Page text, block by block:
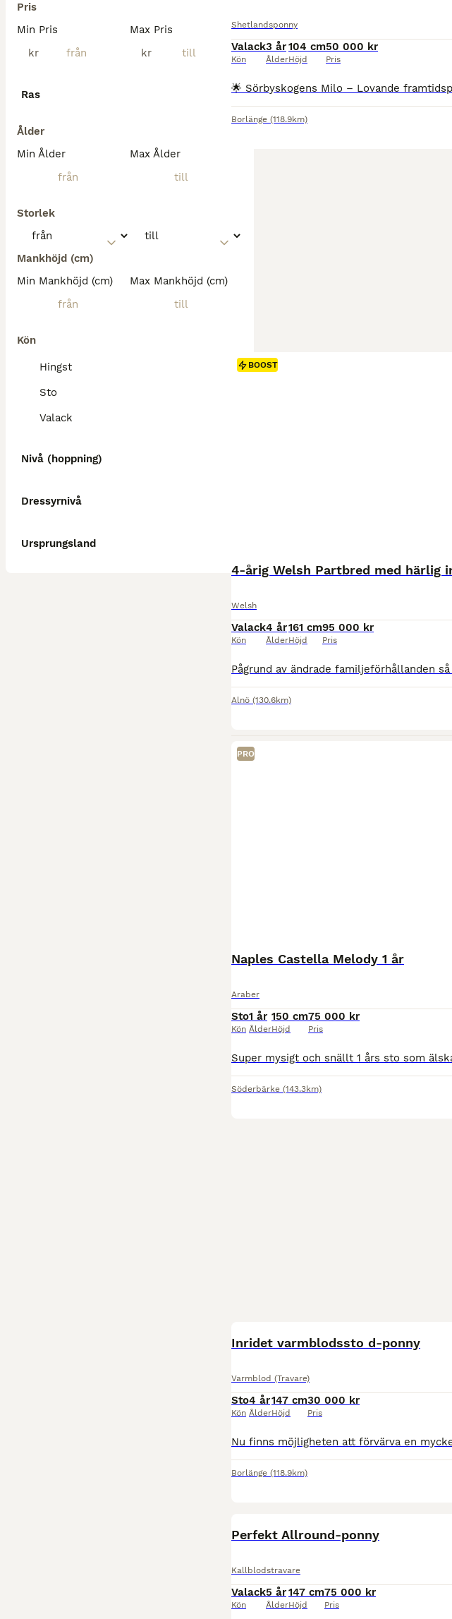
Pris
Min Pris
kr
Max Pris
kr
Ras
Ålder
Min Ålder
Max Ålder
Storlek
Mankhöjd (cm)
Min Mankhöjd (cm)
Max Mankhöjd (cm)
Kön
Hingst
Sto
Valack
Nivå (hoppning)
Dressyrnivå
Ursprungsland
Shetlandsponny
Valack
Kön
3 år
Ålder
104 cm
Höjd
50 000 kr
Pris
Borlänge (118.9km)
BOOST
4-årig Welsh Partbred med härlig
Welsh
Valack
Kön
4 år
Ålder
161 cm
Höjd
95 000 kr
Pris
Alnö (130.6km)
PRO
Naples Castella Melody 1 år
Araber
Sto
Kön
1 år
Ålder
150 cm
Höjd
75 000 kr
Pris
Söderbärke (143.3km)
Inridet varmblodssto d-ponny
Varmblod (Travare)
Sto
Kön
4 år
Ålder
147 cm
Höjd
30 000 kr
Pris
Borlänge (118.9km)
Perfekt Allround-ponny
Kallblodstravare
Valack
Kön
5 år
Ålder
147 cm
Höjd
75 000 kr
Pris